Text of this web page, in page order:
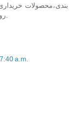
بندی،محصولات
a.m.